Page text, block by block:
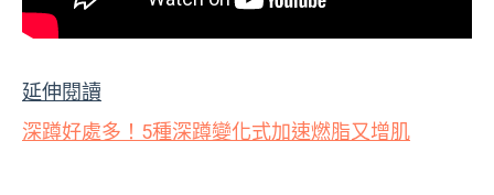
延伸閱讀
深蹲好處多！5種深蹲變化式加速燃脂又增肌